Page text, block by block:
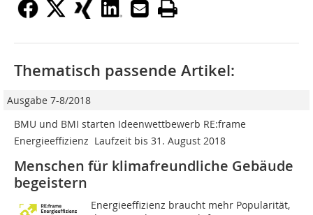
Thematisch passende Artikel:
Ausgabe 7-8/2018
BMU und BMI starten Ideenwettbewerb RE:frame
Energieeffizienz  Laufzeit bis 31. August 2018
Menschen für klimafreundliche Gebäude
begeistern
Energieeffizienz braucht mehr Popularität,